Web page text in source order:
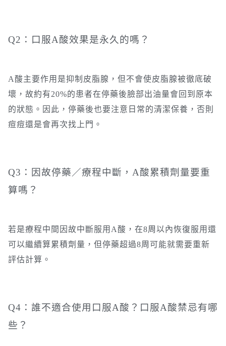
Q2：口服A酸效果是永久的嗎？
A酸主要作用是抑制皮脂腺，但不會使皮脂腺被徹底破
壞，故約有20%的患者在停藥後臉部出油量會回到原本
的狀態。因此，停藥後也要注意日常的清潔保養，否則
痘痘還是會再次找上門。
Q3：因故停藥／療程中斷，A酸累積劑量要重
算嗎？
若是療程中間因故中斷服用A酸，在8周以內恢復服用還
可以繼續算累積劑量，但停藥超過8周可能就需要重新
評估計算。
Q4：誰不適合使用口服A酸？口服A酸禁忌有哪
些？